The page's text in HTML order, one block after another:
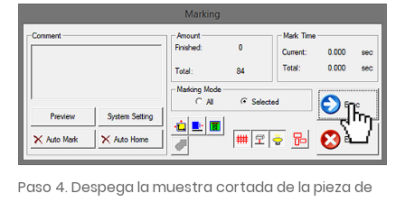
Paso 4. Despega la muestra cortada de la pieza de